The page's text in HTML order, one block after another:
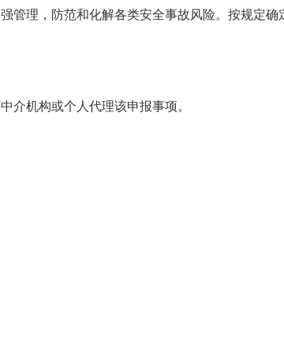
管理，防范和化解各类安全事故风险。按规定
介机构或个人代理该申报事项。